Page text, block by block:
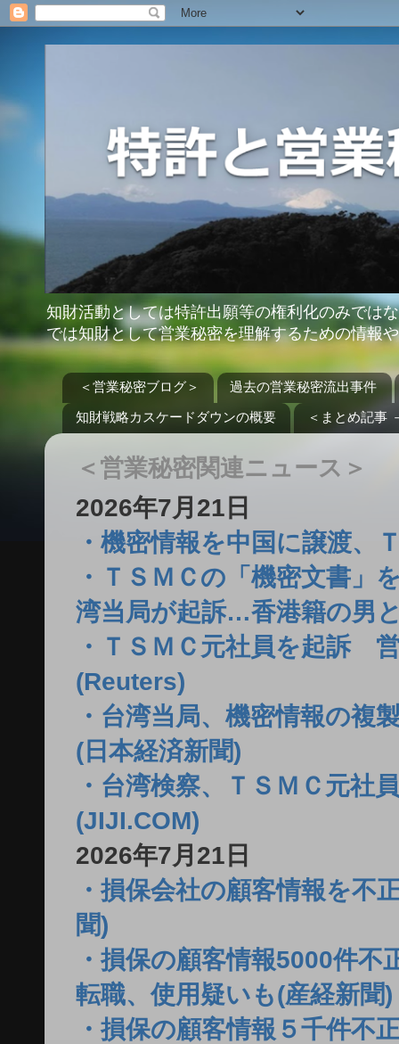
知財活動としては特許出願等の権利化のみでは
では知財として営業秘密を理解するための情報
＜営業秘密ブログ＞
過去の営業秘密流出事件
知財戦略カスケードダウンの概要
＜まとめ記事
＜営業秘密関連ニュース＞
2026年7月21日
・機密情報を中国に譲渡、
・ＴＳＭＣの「機密文書」
湾当局が起訴…香港籍の男
・ＴＳＭＣ元社員を起訴
(Reuters)
・台湾当局、機密情報の
(日本経済新聞)
・台湾検察、ＴＳＭＣ元
(JIJI.COM)
2026年7月21日
・損保会社の顧客情報を
聞)
・損保の顧客情報5000件
転職、使用疑いも(産経新聞)
・損保の顧客情報５千件